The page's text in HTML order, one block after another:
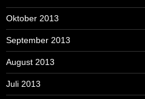
Oktober 2013
September 2013
August 2013
Juli 2013